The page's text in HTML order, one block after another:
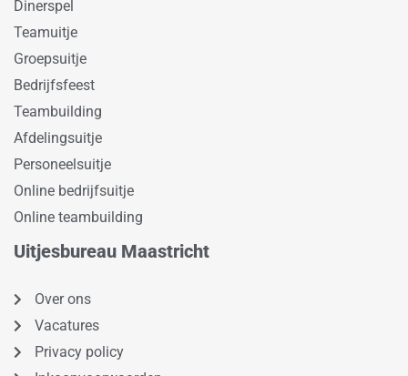
Dinerspel
Teamuitje
Groepsuitje
Bedrijfsfeest
Teambuilding
Afdelingsuitje
Personeelsuitje
Online bedrijfsuitje
Online teambuilding
Uitjesbureau Maastricht
Over ons
Vacatures
Privacy policy